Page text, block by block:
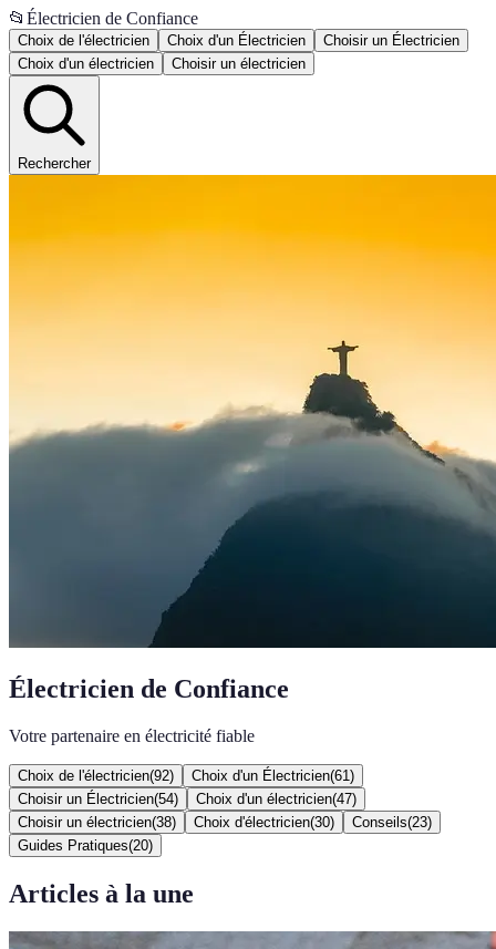
📂 Électricien de Confiance
Choix de l'électricien Choix d'un Électricien
Choisir un Électricien
Choix d'un électricien
Choisir un électricien
Rechercher
Électricien de Confiance
Votre partenaire en électricité fiable
Choix de l'électricien(92) Choix d'un Électricien(61 )
Choisir un Électricien(54) Choix d'un électricien(47)
Choisir un électricien(38) Choix d'électricien(30) Conseils(23)
Guides Pratiques(20)
Articles à la une